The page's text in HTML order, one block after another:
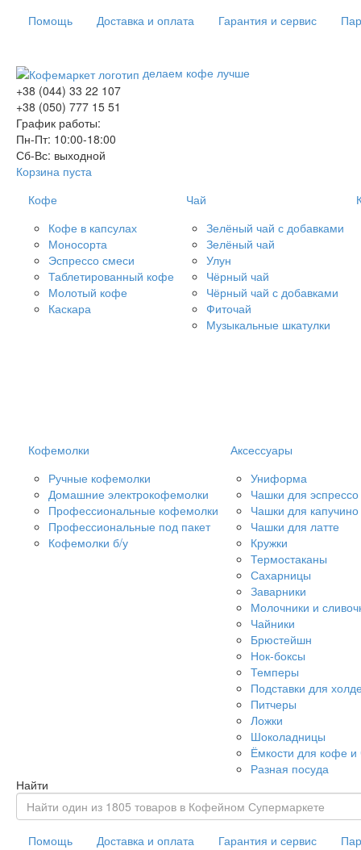
Помощь Доставка и оплата Гарантия и сервис
делаем кофе лучше
+38 (044) 33 22 107
+38 (050) 777 15 51
График работы:
Пн-Пт: 10:00-18:00
Сб-Вс: выходной
Корзина пуста
Кофе
Кофе в капсулах
Моносорта
Эспрессо смеси
Таблетированный кофе
Молотый кофе
Каскара
Чай
Зелёный чай с добавками
Зелёный чай
Улун
Чёрный чай
Чёрный чай с добавками
Фиточай
Музыкальные шкатулки
Кофемолки
Ручные кофемолки
Домашние электрокофемолки
Профессиональные кофемолки
Профессиональные под пакет
Кофемолки б/у
Аксессуары
Униформа
Чашки для эспрессо
Чашки для капучино
Чашки для латте
Кружки
Термостаканы
Сахарницы
Заварники
Молочники и
Чайники
Брюстейшн
Нок-боксы
Темперы
Подставки для
Питчеры
Ложки
Шоколадницы
Ёмкости для кофе и
Разная посуда
Найти
Помощь Доставка и оплата Гарантия и сервис